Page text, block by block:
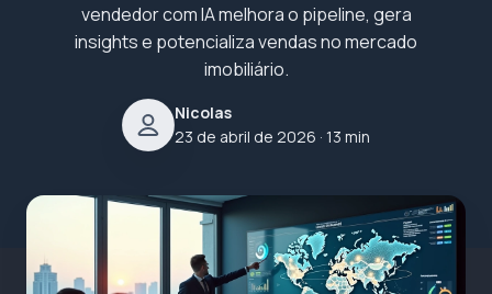
vendedor com IA melhora o pipeline, gera
insights e potencializa vendas no mercado
imobiliário.
Nicolas
23 de abril de 2026 · 13 min